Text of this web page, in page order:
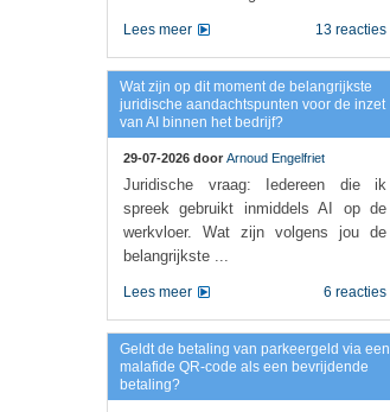
13 reacties
Lees meer
Wat zijn op dit moment de belangrijkste
juridische aandachtspunten voor de inzet
van AI binnen het bedrijf?
29-07-2026 door Arnoud Engelfriet
Juridische vraag: Iedereen die ik
spreek gebruikt inmiddels AI op de
werkvloer. Wat zijn volgens jou de
belangrijkste ...
6 reacties
Lees meer
Geldt de betaling van parkeergeld via een
malafide QR-code als een bevrijdende
betaling?